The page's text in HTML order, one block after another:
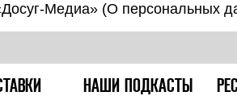
Медиа» (О персональных
НАШИ ПОДКАСТЫ